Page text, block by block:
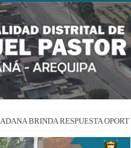
BRINDA RESPUESTA